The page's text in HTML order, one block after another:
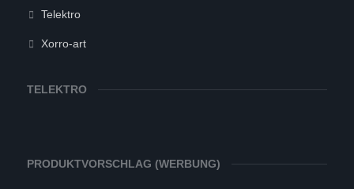
Telektro
Xorro-art
TELEKTRO
PRODUKTVORSCHLAG (WERBUNG)